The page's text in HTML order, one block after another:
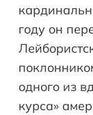
году он
одного из
курса»